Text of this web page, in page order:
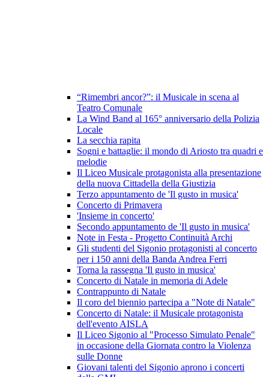
“Rimembri ancor?”: il Musicale in scena al
Teatro Comunale
La Wind Band al 165° anniversario della Polizia
Locale
La secchia rapita
Sogni e battaglie: il mondo di Ariosto tra quadri e
melodie
Il Liceo Musicale protagonista alla presentazione
della nuova Cittadella della Giustizia
Terzo appuntamento de 'Il gusto in musica'
Concerto di Primavera
'Insieme in concerto'
Secondo appuntamento de 'Il gusto in musica'
Note in Festa - Progetto Continuità Archi
Gli studenti del Sigonio protagonisti al concerto
per i 150 anni della Banda Andrea Ferri
Torna la rassegna 'Il gusto in musica'
Concerto di Natale in memoria di Adele
Contrappunto di Natale
Il coro del biennio partecipa a "Note di Natale"
Concerto di Natale: il Musicale protagonista
dell'evento AISLA
Il Liceo Sigonio al "Processo Simulato Penale"
in occasione della Giornata contro la Violenza
sulle Donne
Giovani talenti del Sigonio aprono i concerti